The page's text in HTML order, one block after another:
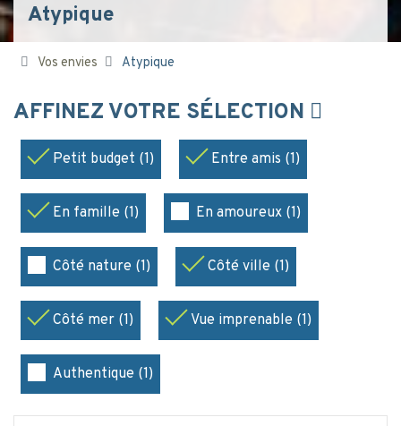
Atypique
Vos envies Atypique
AFFINEZ VOTRE SÉLECTION
Petit budget (1) Entre amis (1)
En famille (1) En amoureux (1)
Côté nature (1) Côté ville (1)
Côté mer (1) Vue imprenable (1)
Authentique (1)